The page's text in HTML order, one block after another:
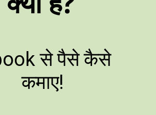
से पैसे कैसे
कमाए!